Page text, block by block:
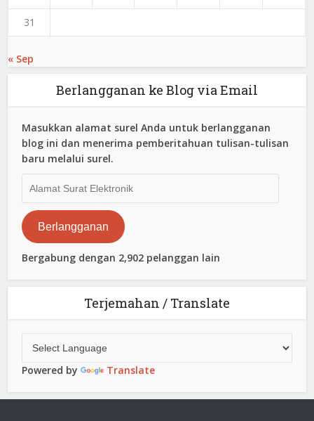
31
« Sep
Berlangganan ke Blog via Email
Masukkan alamat surel Anda untuk berlangganan
blog ini dan menerima pemberitahuan tulisan-tulisan
baru melalui surel.
Surat
Elektronik
Berlangganan
Bergabung dengan 2,902 pelanggan lain
Terjemahan / Translate
Powered by Translate